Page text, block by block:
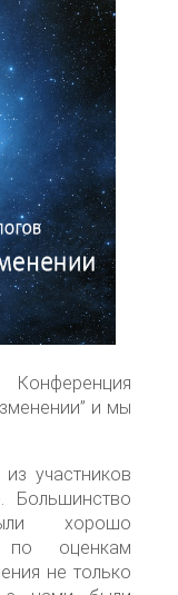
и мы
участников
Большинство
хорошо
по оценкам
не только